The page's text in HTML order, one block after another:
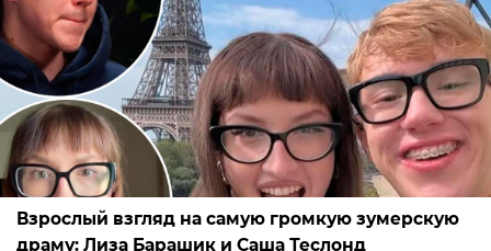
Взрослый взгляд на самую громкую зумерскую
драму: Лиза Барашик и Саша Теслонд